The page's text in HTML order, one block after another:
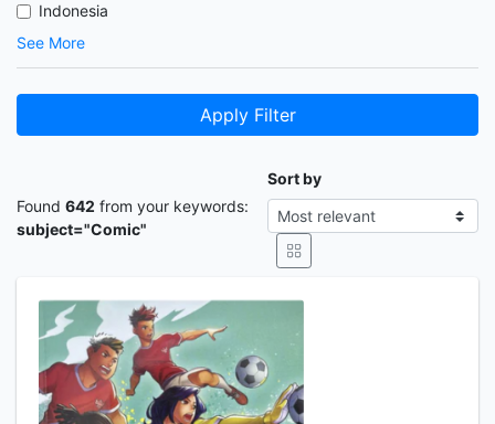
Indonesia
See More
Apply Filter
Found 642 from your keywords:
subject="Comic"
Sort by